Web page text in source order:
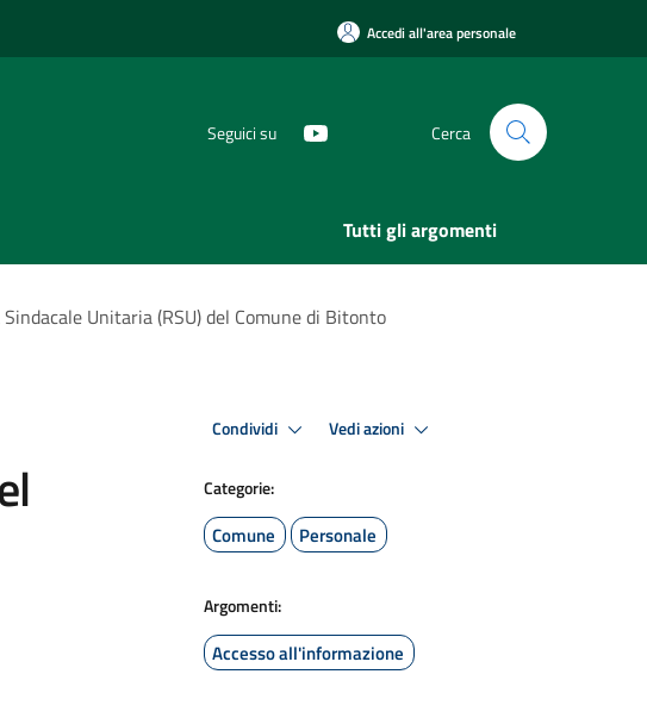
Accedi all'area personale
Seguici su Cerca
Tutti gli argomenti
Unitaria (RSU) del Comune di Bitonto
Condividi Vedi azioni
Categorie:
Comune Personale
Argomenti:
Accesso all'informazione